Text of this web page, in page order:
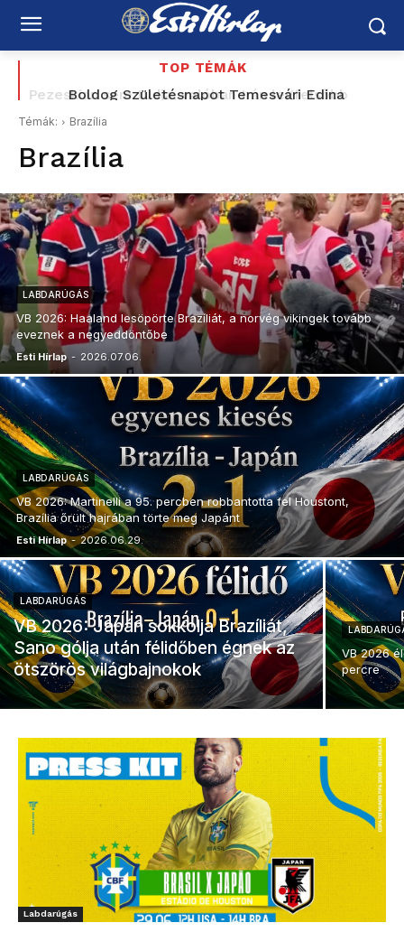
TOP TÉMÁK
Boldog Születésnapot Temesvári Edina
Témák: Brazília
Brazília
LABDARÚGÁS
VB 2026: Haaland lesöpörte Brazíliát, a norvég vikingek tovább
eveznek a negyeddöntőbe
Esti Hírlap - 2026.07.06.
LABDARÚGÁS
VB 2026: Martinelli a 95. percben robbantotta fel Houstont,
Brazília őrült hajrában törte meg Japánt
Esti Hírlap - 2026.06.29.
LABDARÚGÁS
VB 2026: Japán sokkolja Brazíliát,
Sano gólja után félidőben égnek az
ötszörös világbajnokok
VB 2026
percre
Labdarúgás